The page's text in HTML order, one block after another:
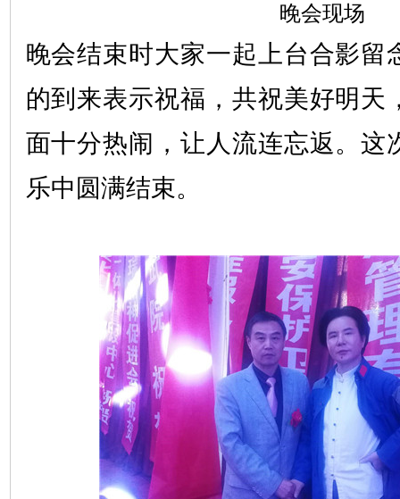
晚会现场
晚会结束时大家一起上台合影留
的到来表示祝福，共祝美好明天
面十分热闹，让人流连忘返。这
乐中圆满结束。